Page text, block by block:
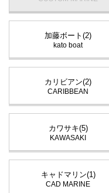
加藤ボート(2)
kato boat
カリビアン(2)
CARIBBEAN
カワサキ(5)
KAWASAKI
キャドマリン(1)
CAD MARINE